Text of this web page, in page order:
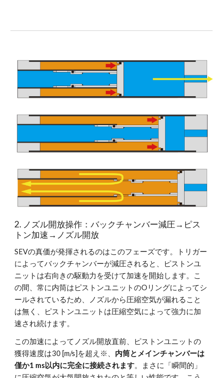
2. ノズル開放操作：バックチャンバー減圧→ピス
トン加速→ノズル開放
SEVの真価が発揮されるのはこのフェーズです。トリガー
によってバックチャンバーが減圧されると、ピストンユ
ニットは右向きの駆動力を受けて加速を開始します。こ
の間、常に内筒はピストンユニットのOリングによってシ
ールされているため、ノズルから圧縮空気が漏れること
は無く、ピストンユニットは圧縮空気によって強力に加
速され続けます。
この加速によってノズル開放直前、ピストンユニットの
獲得速度は30 [m/s]を超え※、 内筒とメインチャンバーは
僅か1 ms以内に完全に接続されます。まさに「瞬間的」